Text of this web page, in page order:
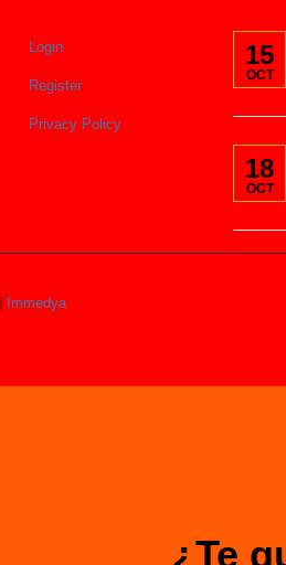
Login
Register
Privacy Policy
15
OCT
18
OCT
Immedya
¿Te